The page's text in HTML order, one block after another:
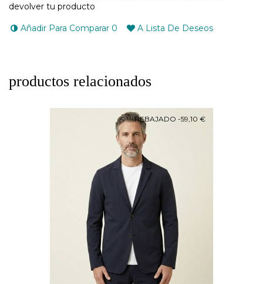
devolver tu producto
Añadir Para Comparar 0 A Lista De Deseos
productos relacionados
REBAJADO -59,10 €